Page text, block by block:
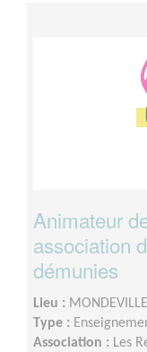
Animateur
association
démunies
Lieu :
Type :
Association : Les